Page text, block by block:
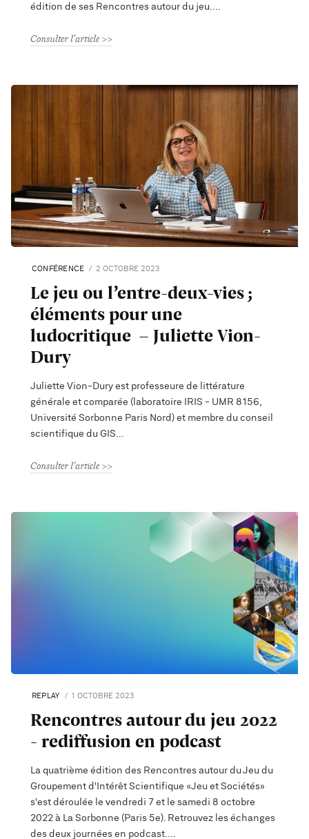
édition de ses Rencontres autour du jeu.
Consulter l'article
CONFÉRENCE 2 OCTOBRE 2023
Le jeu ou l’entre-deux-vies ;
éléments pour une
ludocritique - Juliette Vion-
Dury
Juliette Vion-Dury est professeure de littérature
générale et comparée (laboratoire IRIS - UMR 8156,
Université Sorbonne Paris Nord) et membre du conseil
scientifique du GIS
Consulter l'article
REPLAY 1 OCTOBRE 2023
Rencontres autour du jeu 2022
- rediffusion en podcast
La quatrième édition des Rencontres autour du Jeu du
Groupement d'Intérêt Scientifique «Jeu et Sociétés»
s'est déroulée le vendredi 7 et le samedi 8 octobre
2022 à La Sorbonne (Paris 5e). Retrouvez les échanges
des deux journées en podcast.